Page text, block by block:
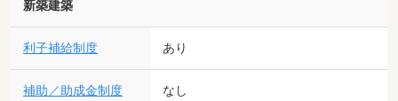
新築建築
利子補給制度 あり
補助／助成金制度 なし